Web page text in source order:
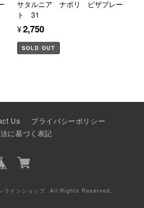
サタルニア ナポリ ピザプレー
ト 31
¥2,750
SOLD OUT
Us
プライバシーポリシー
に基づく表記
ラインショップ. All Rights Reserved.